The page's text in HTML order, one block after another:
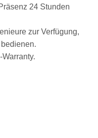
24 Stunden
zur Verfügung,